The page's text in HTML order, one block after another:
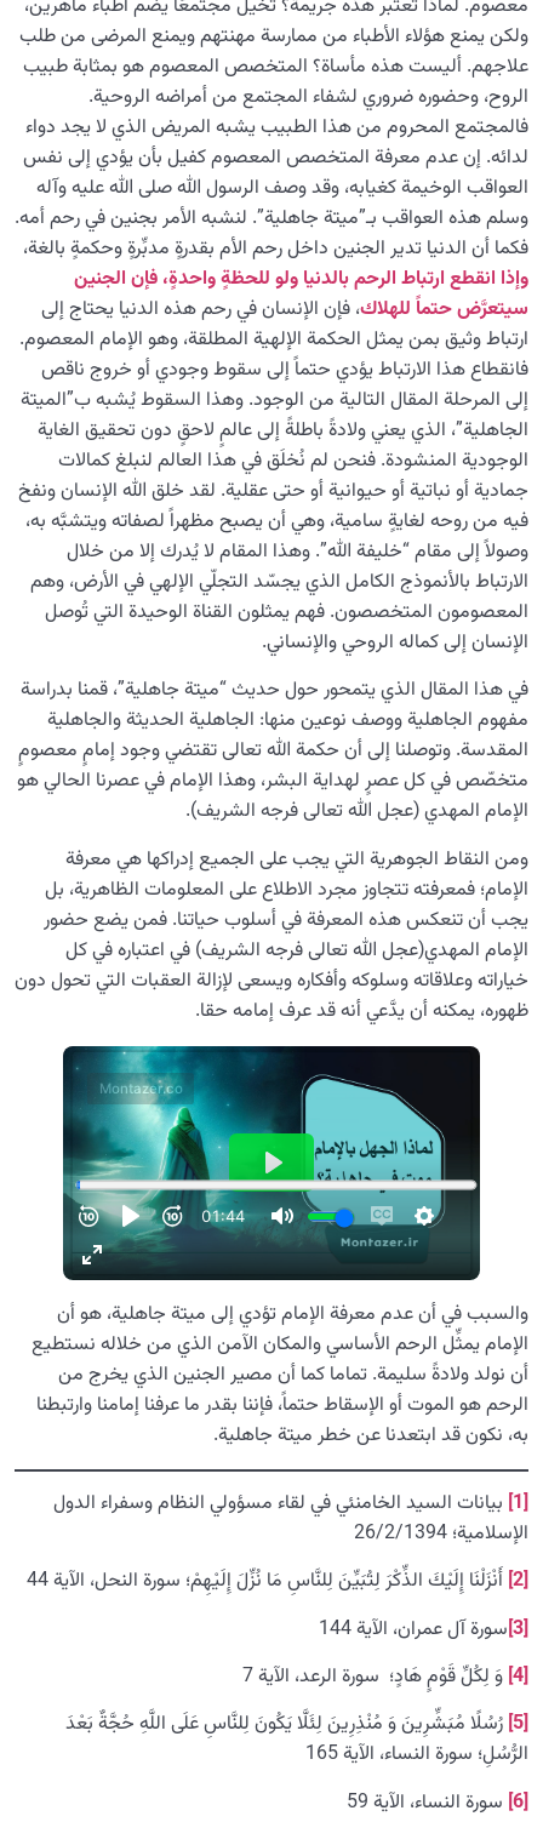
معصوم. لماذا تعتبر هذه جريمة؟ تخيل مجتمعًا يضم أطباء ماهرين،
ولكن يمنع هؤلاء الأطباء من ممارسة مهنتهم ويمنع المرضى من طلب
علاجهم. أليست هذه مأساة؟ المتخصص المعصوم هو بمثابة طبيب
الروح، وحضوره ضروري لشفاء المجتمع من أمراضه الروحية.
فالمجتمع المحروم من هذا الطبيب يشبه المريض الذي لا يجد دواء
لدائه. إن عدم معرفة المتخصص المعصوم كفيل بأن يؤدي إلى نفس
العواقب الوخيمة كغيابه، وقد وصف الرسول الله صلى الله عليه وآله
وسلم هذه العواقب بـ”میتة جاهلية”. لنشبه الأمر بجنين في رحم أمه.
فكما أن الدنيا تدير الجنين داخل رحم الأم بقدرةٍ مدبِّرةٍ وحكمةٍ بالغة،
وإذا انقطع ارتباط الرحمبالدنيا ولو للحظةواحدةٍ، فإن الجنين
سيتعرضحتما للهلاك، فإن الإنسان في رحم هذه الدنيا يحتاج إلى
ارتباط وثيق بمن يمثل الحكمة الإلهية المطلقة، وهو الإمام المعصوم.
فانقطاع هذا الارتباط يؤدي حتماً إلى سقوط وجودي أو خروج ناقص
إلى المرحلة المقال التالية من الوجود. وهذا السقوط يُشبه ب”الميتة
الجاهلية”، الذي يعني ولادةً باطلةً إلى عالمٍ لاحقٍ دون تحقيق الغاية
الوجودية المنشودة. فنحن لم نُخلَق في هذا العالم لنبلغ كمالات
جمادية أو نباتية أو حيوانية أو حتى عقلية. لقد خلق الله الإنسان ونفخ
فيه من روحه لغايةٍ سامية، وهي أن يصبح مظهراً لصفاته ويتشبَّه به،
وصولاً إلى مقام “خليفة الله”. وهذا المقام لا يُدرك إلا من خلال
الارتباط بالأنموذج الكامل الذي يجسّد التجلّي الإلهي في الأرض، وهم
المعصومون المتخصصون. فهم يمثلون القناة الوحيدة التي تُوصل
الإنسان إلى كماله الروحي والإنساني.
في هذا المقال الذي يتمحور حول حديث “ميتة جاهلية”، قمنا بدراسة
مفهوم الجاهلية ووصف نوعين منها: الجاهلية الحديثة والجاهلية
المقدسة. وتوصلنا إلى أن حكمة الله تعالى تقتضي وجود إمامٍ معصومٍ
متخصّص في كل عصرٍ لهداية البشر، وهذا الإمام في عصرنا الحالي هو
الإمام المهدي (عجل الله تعالى فرجه الشريف).
ومن النقاط الجوهرية التي يجب على الجميع إدراكها هي معرفة
الإمام؛ فمعرفته تتجاوز مجرد الاطلاع على المعلومات الظاهرية، بل
يجب أن تنعكس هذه المعرفة في أسلوب حياتنا. فمن يضع حضور
الإمام المهدي(عجل الله تعالى فرجه الشريف) في اعتباره في كل
خياراته وعلاقاته وسلوكه وأفكاره ويسعى لإزالة العقبات التي تحول دون
ظهوره، يمكنه أن يدَّعي أنه قد عرف إمامه حقا.
والسبب في أن عدم معرفة الإمام تؤدي إلى ميتة جاهلية، هو أن
الإمام يمثِّل الرحم الأساسي والمكان الآمن الذي من خلاله نستطيع
أن نولد ولادةً سليمة. تماما كما أن مصير الجنين الذي يخرج من
الرحم هو الموت أو الإسقاط حتماً، فإننا بقدر ما عرفنا إمامنا وارتبطنا
به، نكون قد ابتعدنا عن خطر ميتة جاهلية.
[1]
بيانات السيد الخامنئي في لقاء مسؤولي النظام وسفراء الدول
الإسلامية؛ 26/2/1394
[2]
أَنْزَلْنَا إِلَيْكَ الذِّكْرَ لِتُبَيِّنَ لِلنَّاسِ مَا نُزِّلَ إِلَيْهِمْ؛ سورة النحل، الآية 44
[3] سورة آل عمران، الآية 144
[4]
وَ لِكُلِّ قَوْمٍ هَادٍ؛ سورة الرعد، الآية 7
[5]
رُسُلًا مُبَشِّرِينَ وَ مُنْذِرِينَ لِئَلَّا يَكُونَ لِلنَّاسِ عَلَى اللَّهِ حُجَّةٌ بَعْدَ
الرُّسُلِ؛ سورة النساء، الآية 165
[6]
سورة النساء، الآية 59